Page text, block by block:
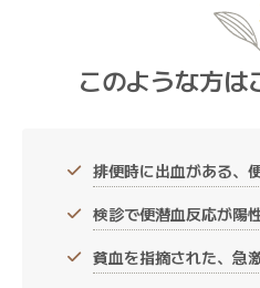
このような方は
排便時に出血がある、
検診で便潜血反応が陽
貧血を指摘された、急